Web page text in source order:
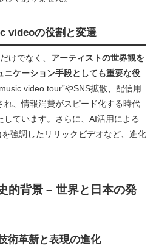
videoの役割と変遷
けでなく、 アーティストの世界観を
ニケーション手段としても重要な役
video tour”やSNS拡散、配信用
、情報消費がスピード化する時代
ています。さらに、AI活用による
強調したリリックビデオなど、進化
的背景 – 世界と日本の発
術革新と表現の進化